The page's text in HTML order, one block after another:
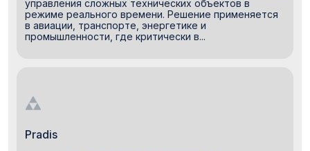
управления сложных технических объектов в
режиме реального времени. Решение применяется
в авиации, транспорте, энергетике и
промышленности, где критически в...
Pradis